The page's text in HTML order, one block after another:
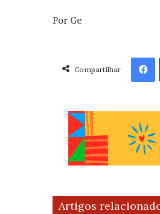
Por Ge
Compartilhar
Facebook
Artigos